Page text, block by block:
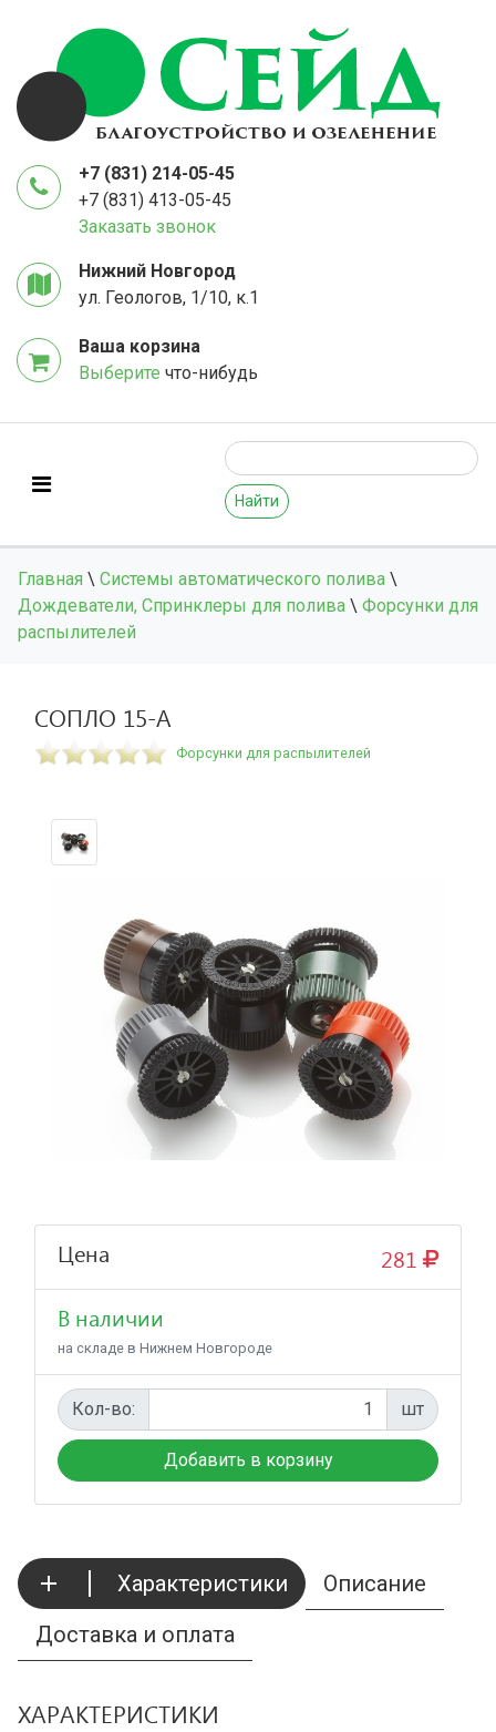
+7 (831) 214-05-45
+7 (831) 413-05-45
Заказать звонок
Нижний Новгород
ул. Геологов, 1/10, к.1
Ваша корзина
Выберите что-нибудь
Найти
Главная \ Системы автоматического полива \
Дождеватели, Спринклеры для полива \ Форсунки для
распылителей
СОПЛО 15-A
Форсунки для распылителей
Цена
281
В наличии
на складе в Нижнем Новгороде
Кол-во: шт
Характеристики
Описание
Доставка и оплата
ХАРАКТЕРИСТИКИ